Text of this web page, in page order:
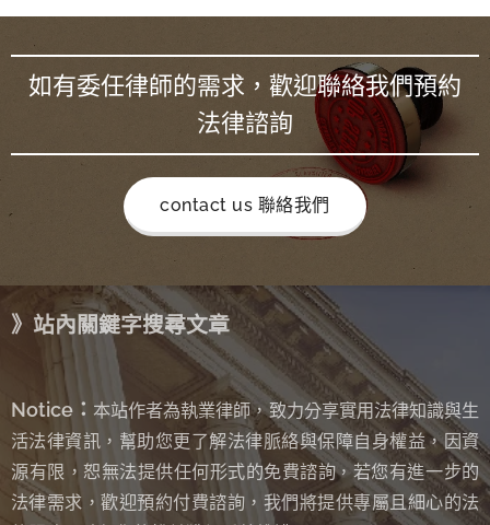
如有委任律師的需求，歡迎聯絡我們預約
法律諮詢
contact us 聯絡我們
》站內關鍵字搜尋文章
Notice： 本站作者為執業律師，致力分享實用法律知識與生
活法律資訊，幫助您更了解法律脈絡與保障自身權益，因資
源有限，恕無法提供任何形式的免費諮詢， 若您有進一步的
法律需求，歡迎預約付費諮詢，我們將提供專屬且細心的法